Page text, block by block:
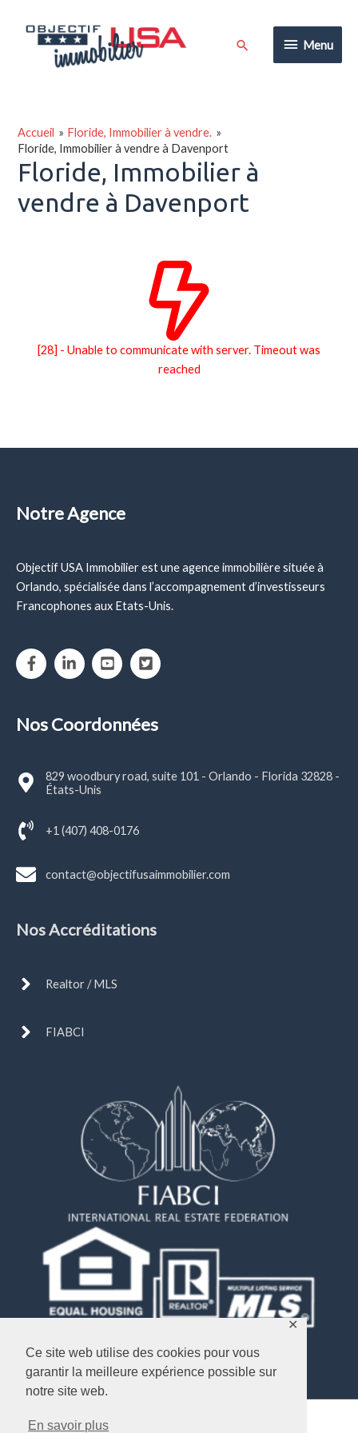
Ce site web utilise des cookies pour vous
garantir la meilleure expérience possible sur
notre site web.
En savoir plus
✕
contenu
Menu
Menu
Rechercher
Accueil
Floride, Immobilier à vendre.
Floride, Immobilier à vendre à Davenport
Floride, Immobilier à
vendre à Davenport
[28] - Unable to communicate with server. Timeout was
reached
Notre Agence
Objectif USA Immobilier est une agence immobilière située à
Orlando, spécialisée dans l’accompagnement d’investisseurs
Francophones aux Etats-Unis.
Nos Coordonnées
829 woodbury road, suite 101 - Orlando - Florida 32828 -
États-Unis
+1 (407) 408-0176
contact@objectifusaimmobilier.com
Nos Accréditations
Realtor / MLS
FIABCI